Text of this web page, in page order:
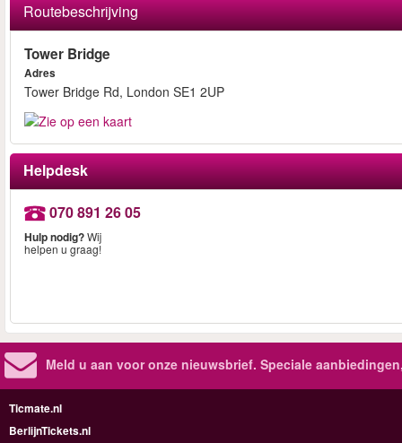
Routebeschrijving
Tower Bridge
Adres
Tower Bridge Rd, London SE1 2UP
Helpdesk
070 891 26 05
Hulp nodig?Wij
helpen u graag!
Meld u aan voor onze nieuwsbrief. Speciale
Ticmate.nl
BerlijnTickets.nl